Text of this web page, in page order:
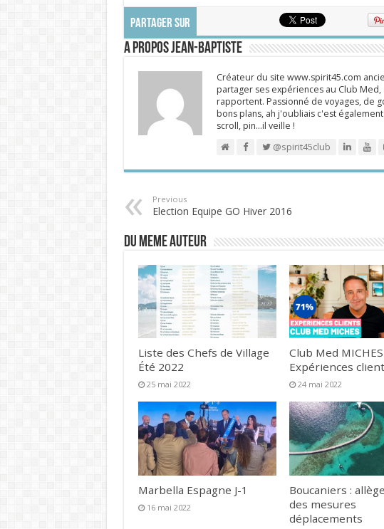
PARTAGER SUR
A propos Jean-Baptiste
Créateur du site www.spirit45.com
partager ses expériences au Club
rapportent. Passionné de voyages, de
bons plans, ah j'oubliais c'est
scroll, pin…il veille !
@spirit45club
Previous
Election Equipe GO Hiver 2016
DU MEME AUTEUR
Liste des Chefs de Village
Été 2022
25 mai 2022
Club Med MICHES
Expériences
24 mai 2022
Marbella Espagne J-1
16 mai 2022
Boucaniers :
des mesures
déplacements